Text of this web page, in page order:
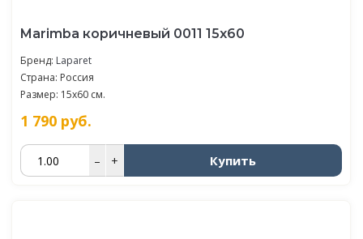
Marimba коричневый 0011 15х60
Бренд: Laparet
Страна: Россия
Размер: 15x60 см.
1 790 руб.
– + Купить